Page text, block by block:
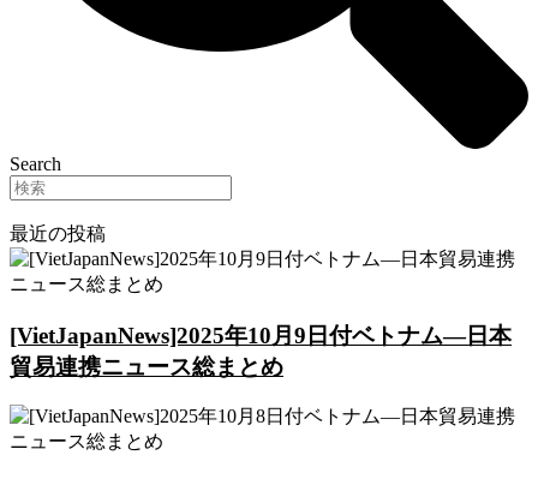
Search
最近の投稿
[VietJapanNews]2025年10月9日付ベトナム―日本
貿易連携ニュース総まとめ